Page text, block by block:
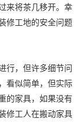
来将茶几移开。幸
修工地的安全问题
行，但许多细节问
看似简单，但实际
的家具，如果没有
修工人在搬动家具